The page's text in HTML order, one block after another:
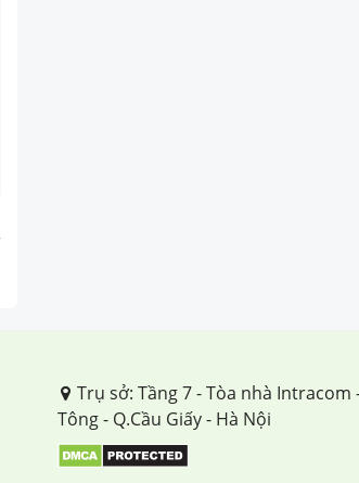
Trụ sở: Tầng 7 - Tòa nhà Intracom
Tông - Q.Cầu Giấy - Hà Nội